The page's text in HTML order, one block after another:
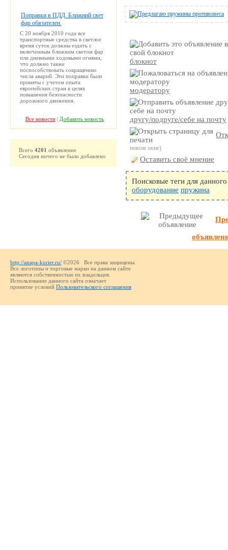
блокнот
модератору
другу/подруге/себе на почту
новом окне)
Оставить своё мнение
Поисковые теги для
оборудование пружина
Поправки в ПДД. Ближний свет
фар обязателен.
С 20 ноября 2010 года все
транспортные средства в светлое
время суток должны ездить с
включенным ближним светом фар
или дневными ходовыми огнями,
что должно также
поспособствовать сокращению
числа аварий. Эти поправки были
приняты с учетом опыта
европейских стран в целях
повышения безопасности
дорожного движения.
Все новости| Добавить новость
Всего 4201 объявление
Сегодня ничего не было добавлено
http://anapa-kurier.ru/ ©2026 Все права защищены.
Все логотипы и торговые марки на данном сайте
являются собственностью их владельцев.
Использование данного сайта означает
принятие условий Пользовательского соглашения